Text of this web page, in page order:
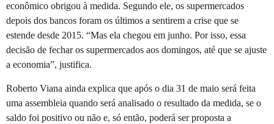
econômico obrigou à medida. Segundo ele, os supermercados
depois dos bancos foram os últimos a sentirem a crise que se
estende desde 2015. “Mas ela chegou em junho. Por isso, essa
decisão de fechar os supermercados aos domingos, até que se ajuste
a economia”, justifica.
Roberto Viana ainda explica que após o dia 31 de maio será feita
uma assembleia quando será analisado o resultado da medida, se o
saldo foi positivo ou não e, só então, poderá ser proposta a